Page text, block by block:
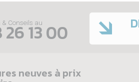
& Conseils au
26 13 00
neuves à prix